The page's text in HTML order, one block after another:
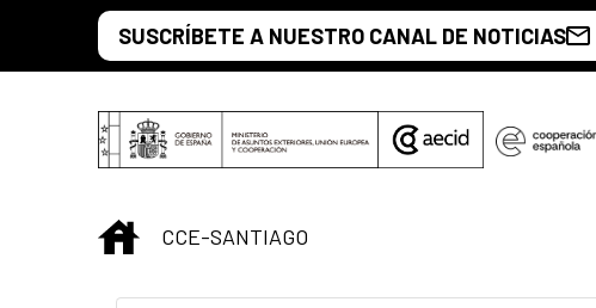
Saltar al contenido principal
SUSCRÍBETE A NUESTRO CANAL DE NOTICIAS
INICIO
CCE-SANTIAGO